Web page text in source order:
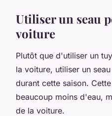
Utiliser un seau
voiture
Plutôt que d'utiliser un
la voiture, utiliser un
durant cette saison.
beaucoup moins d'eau,
de la voiture.